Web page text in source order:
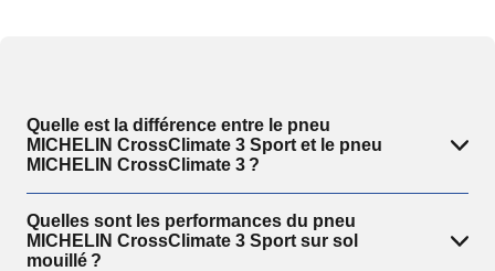
Quelle est la différence entre le pneu
MICHELIN CrossClimate 3 Sport et le pneu
MICHELIN CrossClimate 3 ?
Quelles sont les performances du pneu
MICHELIN CrossClimate 3 Sport sur sol
mouillé ?